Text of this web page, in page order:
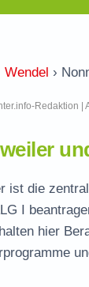
Wendel ›
Redaktion |
ist die
I
hier